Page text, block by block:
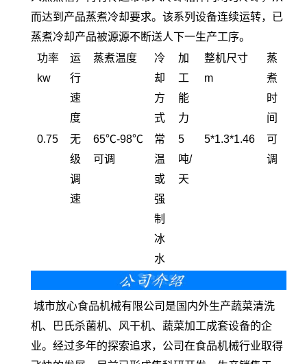
而达到产品蒸煮冷却要求。该系列设备连续运转，已
蒸煮冷却产品被源源不断送人下一生产工序。
功率
kw
运
行
速
度
蒸煮温度
冷
却
方
式
加
工
能
力
整机尺寸
m
蒸
煮
时
间
0.75
无
级
调
速
65℃-98℃
可调
常
温
或
强
制
冰
水
5
吨/
天
5*1.3*1.46
可
调
城市放心食品机械有限公司是国内外生产蔬菜清洗
机、巴氏杀菌机、风干机、蔬菜加工成套设备的企
业。经过多年的探索追求，公司在食品机械行业取得